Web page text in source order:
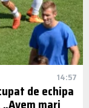
14:57
de echipa